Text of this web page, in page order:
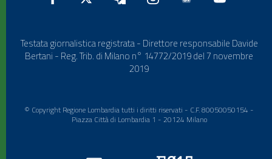
Testata giornalistica registrata - Direttore responsabile Davide
Bertani - Reg. Trib. di Milano n° 14772/2019 del 7 novembre
2019
© Copyright Regione Lombardia tutti i diritti riservati - C.F. 80050050154 -
Piazza Città di Lombardia 1 - 20124 Milano